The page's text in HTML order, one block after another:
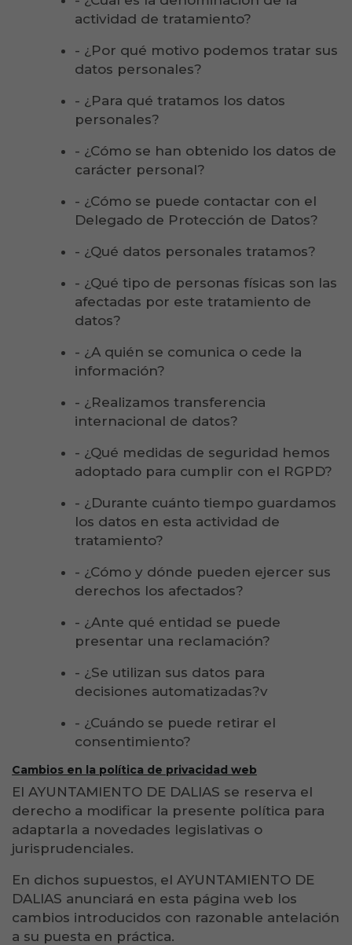
actividad de tratamiento?
- ¿Por qué motivo podemos tratar sus
datos personales?
- ¿Para qué tratamos los datos
personales?
- ¿Cómo se han obtenido los datos de
carácter personal?
- ¿Cómo se puede contactar con el
Delegado de Protección de Datos?
- ¿Qué datos personales tratamos?
- ¿Qué tipo de personas físicas son las
afectadas por este tratamiento de
datos?
- ¿A quién se comunica o cede la
información?
- ¿Realizamos transferencia
internacional de datos?
- ¿Qué medidas de seguridad hemos
adoptado para cumplir con el RGPD?
- ¿Durante cuánto tiempo guardamos
los datos en esta actividad de
tratamiento?
- ¿Cómo y dónde pueden ejercer sus
derechos los afectados?
- ¿Ante qué entidad se puede
presentar una reclamación?
- ¿Se utilizan sus datos para
decisiones automatizadas?v
- ¿Cuándo se puede retirar el
consentimiento?
Cambios en la política de privacidad web
El AYUNTAMIENTO DE DALIAS se reserva el
derecho a modificar la presente política para
adaptarla a novedades legislativas o
jurisprudenciales.
En dichos supuestos, el AYUNTAMIENTO DE
DALIAS anunciará en esta página web los
cambios introducidos con razonable antelación
a su puesta en práctica.